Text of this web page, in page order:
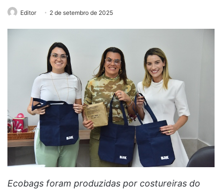
Editor 2 de setembro de 2025
Ecobags foram produzidas por costureiras do